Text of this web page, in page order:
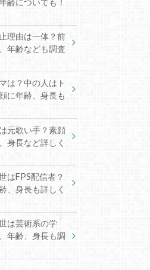
は営業マン？素
年齢などに迫る
ークの前世は？
、身長など調査
の中の人は？素